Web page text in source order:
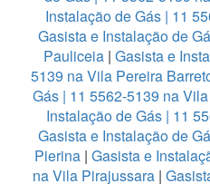
Instalação de Gás | 11
Gasista e Instalação de
Pauliceia| Gasista e
5139 na Vila Pereira
Gás | 11 5562-5139 na
Instalação de Gás | 11
Gasista e Instalação de
Pierina| Gasista e
na Vila Pirajussara |